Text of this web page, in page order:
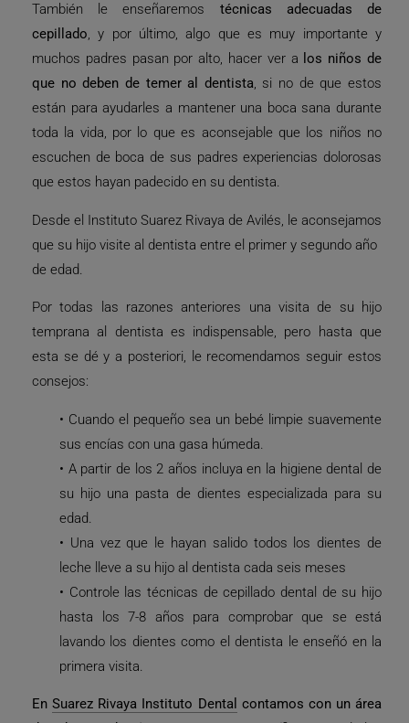
También le enseñaremos técnicas adecuadas de
cepillado, y por último, algo que es muy importante y
muchos padres pasan por alto, hacer ver a los niños de
que no deben de temer al dentista, si no de que estos
están para ayudarles a mantener una boca sana durante
toda la vida, por lo que es aconsejable que los niños no
escuchen de boca de sus padres experiencias dolorosas
que estos hayan padecido en su dentista.
Desde el Instituto Suarez Rivaya de Avilés, le aconsejamos
que su hijo visite al dentista entre el primer y segundo año
de edad.
Por todas las razones anteriores una visita de su hijo
temprana al dentista es indispensable, pero hasta que
esta se dé y a posteriori, le recomendamos seguir estos
consejos:
• Cuando el pequeño sea un bebé limpie suavemente
sus encías con una gasa húmeda.
• A partir de los 2 años incluya en la higiene dental de
su hijo una pasta de dientes especializada para su
edad.
• Una vez que le hayan salido todos los dientes de
leche lleve a su hijo al dentista cada seis meses
• Controle las técnicas de cepillado dental de su hijo
hasta los 7-8 años para comprobar que se está
lavando los dientes como el dentista le enseñó en la
primera visita.
EnSuarez Rivaya Instituto Dental contamos con un área